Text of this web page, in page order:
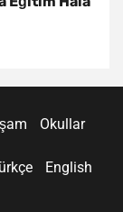
Okullar
English